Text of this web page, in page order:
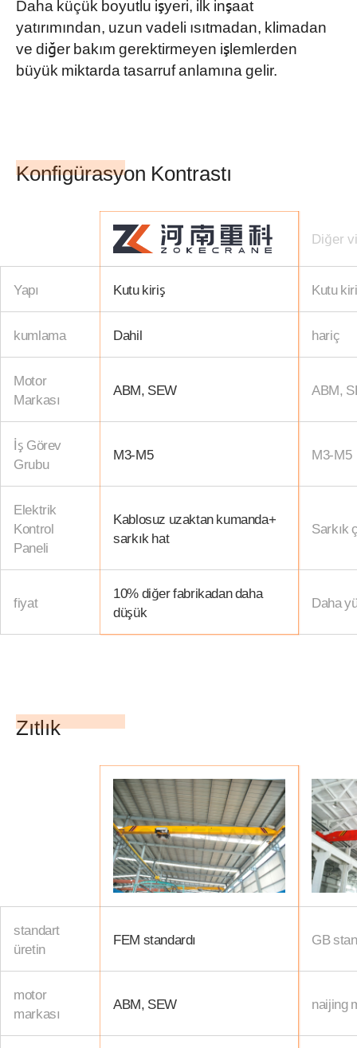
Daha küçük boyutlu işyeri, ilk inşaat
yatırımından, uzun vadeli ısıtmadan, klimadan
ve diğer bakım gerektirmeyen işlemlerden
büyük miktarda tasarruf anlamına gelir.
Konfigürasyon Kontrastı
Diğer
Yapı Kutu kiriş Kutu
kumlama Dahil hariç
Motor
Markası
ABM, SEW ABM,
İş Görev
Grubu
M3-M5 M3-M5
Elektrik
Kontrol
Paneli
Kablosuz uzaktan kumanda+
sarkık hat
Sarkık
fiyat
10% diğer fabrikadan daha
düşük
Daha
Zıtlık
standart
üretin
FEM standardı GB
motor
markası
ABM, SEW naijing